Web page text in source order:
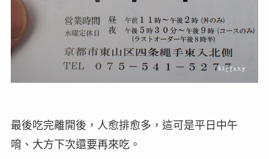
最後吃完離開後，人愈排愈多，這可是平日中午
唷、大方下次還要再來吃。